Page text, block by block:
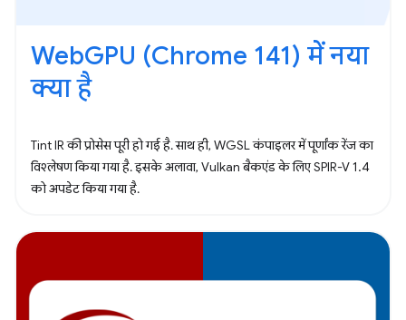
WebGPU (Chrome 141) में नया
क्या है
Tint IR की प्रोसेस पूरी हो गई है. साथ ही, WGSL कंपाइलर में पूर्णांक रेंज का
विश्लेषण किया गया है. इसके अलावा, Vulkan बैकएंड के लिए SPIR-V 1.4
को अपडेट किया गया है.